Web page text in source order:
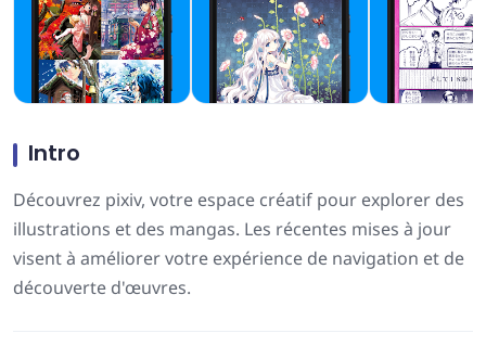
Intro
Découvrez pixiv, votre espace créatif pour explorer des
illustrations et des mangas. Les récentes mises à jour
visent à améliorer votre expérience de navigation et de
découverte d'œuvres.